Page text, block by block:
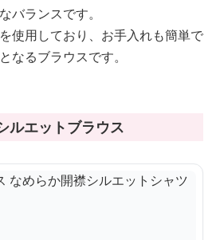
バランスです。
使用しており、お手入れも簡単で
なるブラウスです。
ルエットブラウス